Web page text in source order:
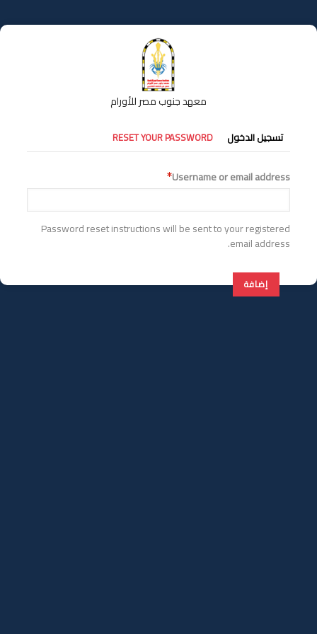
إلى
المحتوى
معهد جنوب مصر للأورام
التبويبات
الأساسية
تسجيل الدخول RESET YOUR PASSWORD
Username or email address
Password reset instructions will be sent to your registered
email address.